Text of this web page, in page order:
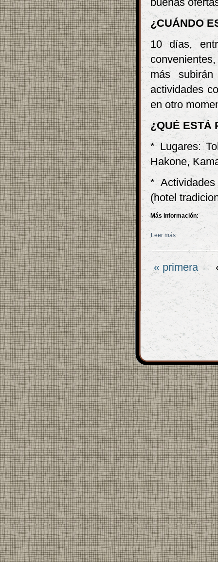
¿CUÁNDO
10 días,
más
actividades
en otro
¿QUÉ ESTÁ
* Lugares:
Hakone,
*
(hotel
Más información:
Leer más sobre Asako
Páginas
« primera